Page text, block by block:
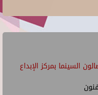
السينما بمركز الإبداع